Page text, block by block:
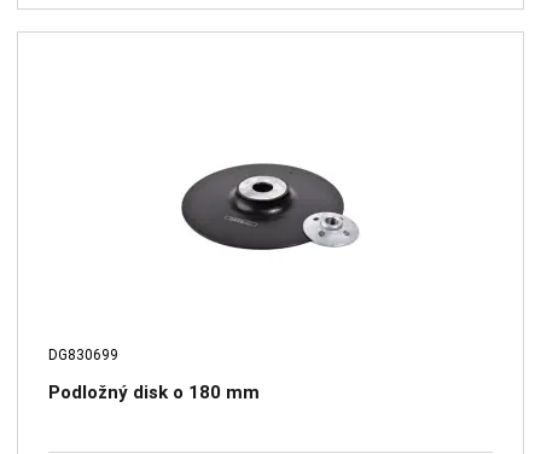
DG830699
Podložný disk o 180 mm